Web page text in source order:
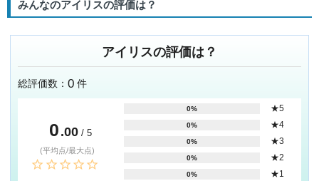
みんなのアイリスの評価は？
アイリスの評価は？
総評価数： 0 件
0 .00/ 5
(平均点/最大点)
0% ★5
0% ★4
0% ★3
0% ★2
0% ★1